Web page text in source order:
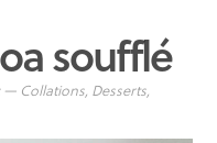
soufflé
— Collations, Desserts,